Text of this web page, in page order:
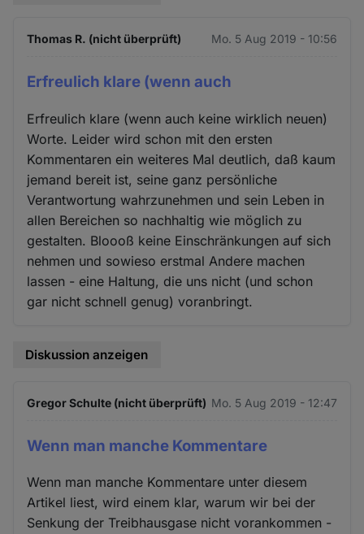
Thomas R. (nicht überprüft) Mo. 5 Aug 2019 - 10:56
Erfreulich klare (wenn auch
Erfreulich klare (wenn auch keine wirklich neuen)
Worte. Leider wird schon mit den ersten
Kommentaren ein weiteres Mal deutlich, daß kaum
jemand bereit ist, seine ganz persönliche
Verantwortung wahrzunehmen und sein Leben in
allen Bereichen so nachhaltig wie möglich zu
gestalten. Bloooß keine Einschränkungen auf sich
nehmen und sowieso erstmal Andere machen
lassen - eine Haltung, die uns nicht (und schon
gar nicht schnell genug) voranbringt.
Diskussion anzeigen
Gregor Schulte (nicht überprüft) Mo. 5 Aug 2019 - 12:47
Wenn man manche Kommentare
Wenn man manche Kommentare unter diesem
Artikel liest, wird einem klar, warum wir bei der
Senkung der Treibhausgase nicht vorankommen -